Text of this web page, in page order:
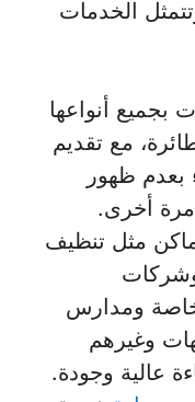
الخدمات
أنواعها
مع تقديم
بعدم ظهور
أخرى.
مثل تنظيف
ومدارس
وغيرهم
عالية وجودة.